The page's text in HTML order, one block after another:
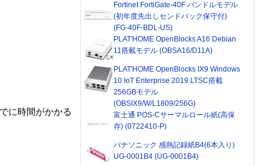
に時間がかかる
Fortinet FortiGate-40F バンドルモデル
(初年度先出しセンドバック保守付)
(FG-40F-BDL-US)
PLAT'HOME OpenBlocks A16 Debian
11搭載モデル (OBSA16/D11A)
PLAT'HOME OpenBlocks IX9 Windows
10 IoT Enterprise 2019 LTSC搭載
256GBモデル
(OBSIX9/W/L1809/256G)
富士通 POS-Cサーマルロール紙(高保
存) (0722410-P)
パナソニック 感熱記録紙B4(6本入り)
UG-0001B4 (UG-0001B4)